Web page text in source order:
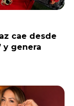
cae desde
y genera